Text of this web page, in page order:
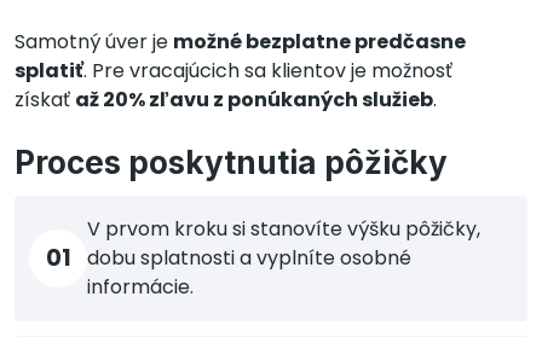
Samotný úver je možné bezplatne predčasne
splatiť. Pre vracajúcich sa klientov je možnosť
získať až 20% zľavu z ponúkaných služieb.
Proces poskytnutia pôžičky
01
V prvom kroku si stanovíte výšku pôžičky,
dobu splatnosti a vyplníte osobné
informácie.